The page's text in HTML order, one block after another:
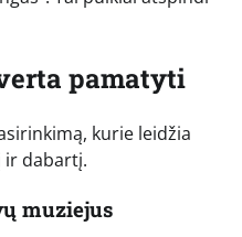
pamatyti
kurie leidžia
ir dabartį.
muziejus